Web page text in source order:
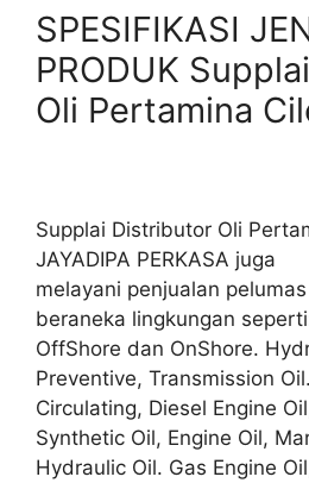
SPESIFIKASI
PRODUK
Oli Pertamina
Supplai Distributor Oli
JAYADIPA PERKASA juga
melayani penjualan
beraneka lingkungan
OffShore dan OnShore.
Preventive, Transmission
Circulating, Diesel Engine
Synthetic Oil, Engine Oil,
Hydraulic Oil. Gas Engine